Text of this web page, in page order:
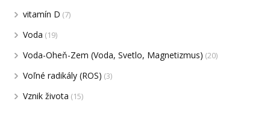
vitamín D (7)
Voda (19)
Voda-Oheň-Zem (Voda, Svetlo, Magnetizmus) (20)
Voľné radikály (ROS) (3)
Vznik života (15)